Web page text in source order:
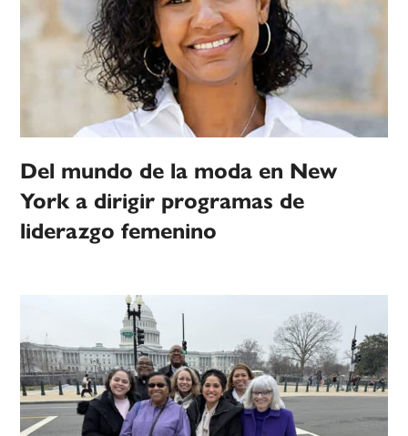
Del mundo de la moda en New
York a dirigir programas de
liderazgo femenino